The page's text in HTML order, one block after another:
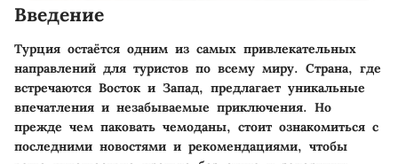
Введение
Турция остаётся одним из самых привлекательных
направлений для туристов по всему миру. Страна, где
встречаются Восток и Запад, предлагает уникальные
впечатления и незабываемые приключения. Но
прежде чем паковать чемоданы, стоит ознакомиться с
последними новостями и рекомендациями, чтобы